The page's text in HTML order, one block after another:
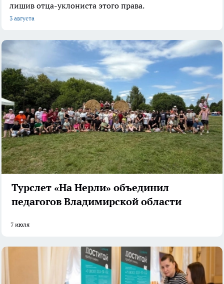
лишив отца-уклониста этого права.
3 августа
Турслет «На Нерли» объединил
педагогов Владимирской области
7 июля